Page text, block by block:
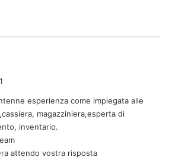
t
esperienza come impiegata alle
magazziniera,esperta di
inventario.
attendo vostra risposta